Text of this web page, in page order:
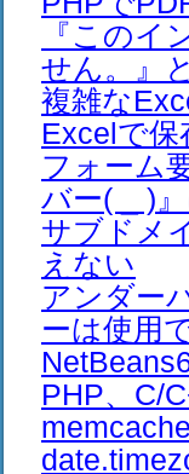
『この
せん。』
複雑な
Excelで
フォーム
バー( _ )
サブドメ
えない
アンダー
ーは使用
PHP、C/